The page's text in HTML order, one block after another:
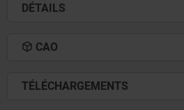
DÉTAILS
CAO
TÉLÉCHARGEMENTS